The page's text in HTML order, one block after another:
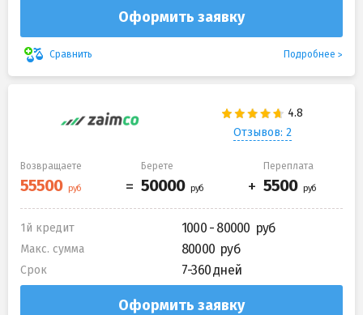
Оформить заявку
Сравнить Подробнее
Отзывов: 2
Возвращаете Берете Переплата
1й кредит 1000 - 80000
Макс. сумма 80000
Срок 7-360 дней
Оформить заявку